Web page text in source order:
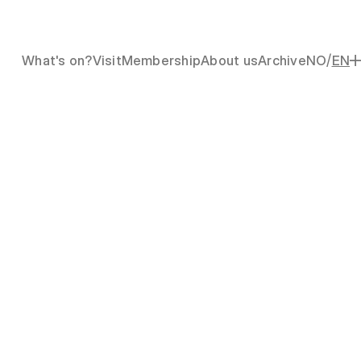
What's on?VisitMembershipAbout usArchiveNO/EN